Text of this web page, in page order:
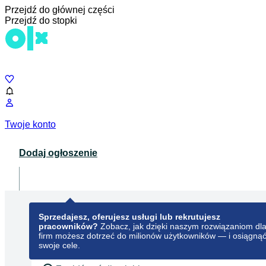
Przejdź do głównej części
Przejdź do stopki
Twoje konto
Dodaj ogłoszenie
Sprzedajesz, oferujesz usługi lub rekrutujesz
pracowników? Zobacz, jak dzięki naszym rozwiązaniom dla
firm możesz dotrzeć do milionów użytkowników — i osiągnąć
swoje cele.